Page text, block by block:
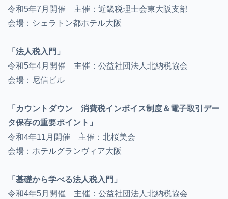
令和5年7月開催 主催：近畿税理士会東大阪支部
会場：シェラトン都ホテル大阪
「法人税入門」
令和5年4月開催 主催：公益社団法人北納税協会
会場：尼信ビル
「カウントダウン 消費税インボイス制度＆電子取引デー
タ保存の重要ポイント」
令和4年11月開催 主催：北桜美会
会場：ホテルグランヴィア大阪
「基礎から学べる法人税入門」
令和4年5月開催 主催：公益社団法人北納税協会